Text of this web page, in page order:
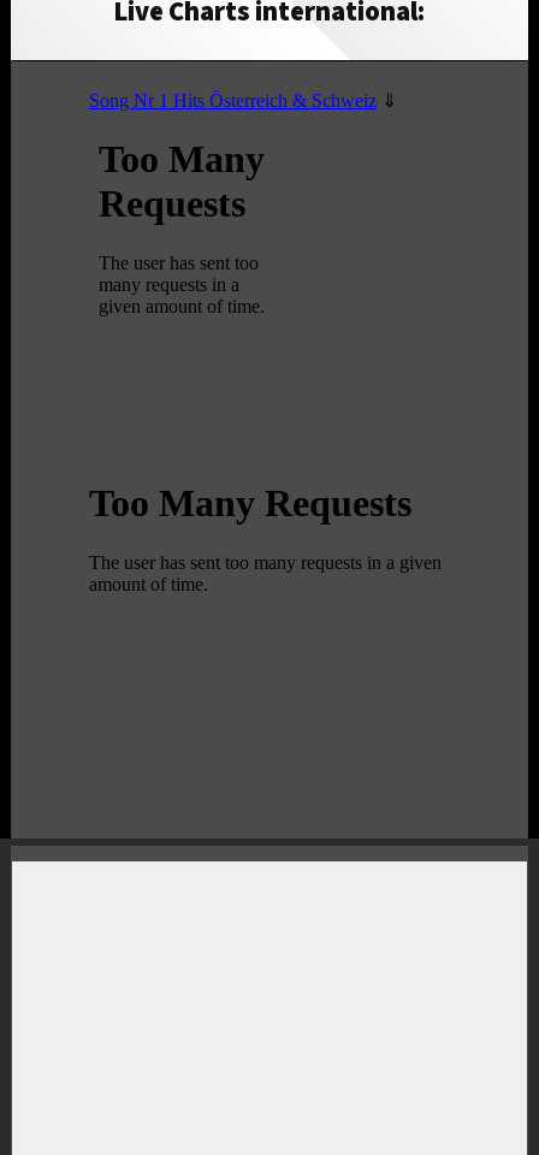
Live Charts international: